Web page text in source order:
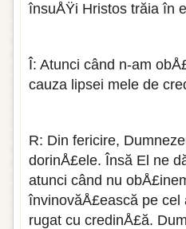
însuÅŸi Hristos trăia în
Î: Atunci când n-am
cauza lipsei mele de
R: Din fericire,
dorinÅ£ele. Însă El ne
atunci când nu
învinovăÅ£ească pe
rugat cu credinÅ£ă.